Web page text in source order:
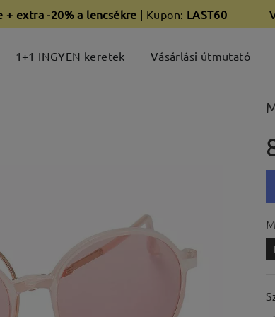
+ extra -20% a lencsékre | Kupon: LAST60
1+1 INGYEN keretek Vásárlási útmutató